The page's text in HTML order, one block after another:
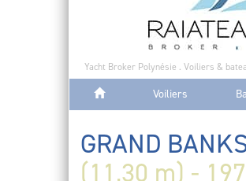
Yacht Broker Polynésie . Voiliers &
Voiliers
GRAND
(11,30 m) -